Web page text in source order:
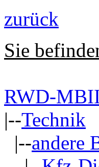
zurück
Sie
RWD-
|--Technik
|--andere